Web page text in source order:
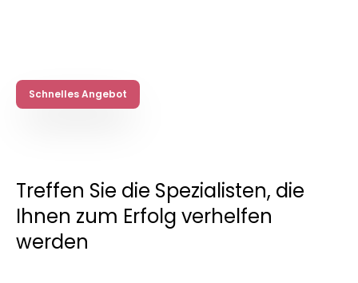
Schnelles Angebot
Treffen Sie die Spezialisten, die
Ihnen zum Erfolg verhelfen
werden